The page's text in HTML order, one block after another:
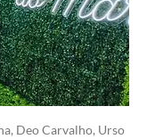
Deo Carvalho, Urso